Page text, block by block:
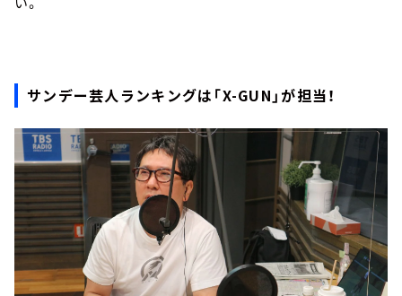
サンデー芸人ランキングは「X-GUN」が担当！